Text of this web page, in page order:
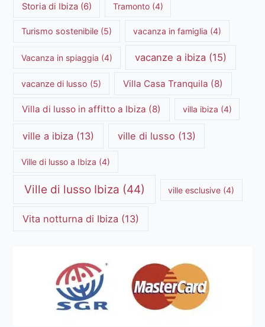
Storia di Ibiza(6) Tramonto(4)
Turismo sostenibile (5) vacanza in famiglia (4)
Vacanza in spiaggia (4) vacanze a ibiza (15)
vacanze di lusso (5) Villa Casa Tranquila (8)
Villa di lusso in affitto a Ibiza (8) villa ibiza (4)
ville a ibiza (13) ville di lusso (13)
Ville di lusso a Ibiza (4)
Ville di lusso Ibiza (44) ville esclusive (4)
Vita notturna di Ibiza (13)